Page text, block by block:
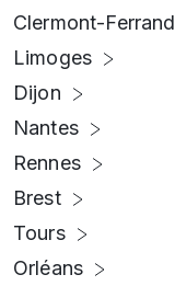
Clermont-Ferrand
Limoges
Dijon
Nantes
Rennes
Brest
Tours
Orléans